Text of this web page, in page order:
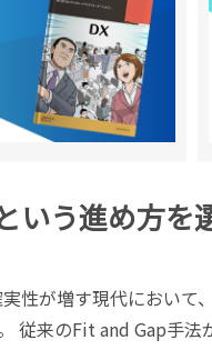
いう進め方を
性が増す現代におい
従来のFit and Gap手